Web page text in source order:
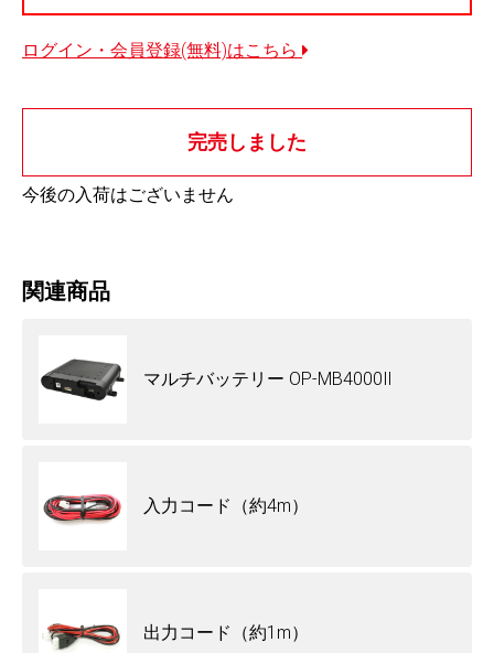
ログイン・会員登録(無料)はこちら
完売しました
今後の入荷はございません
関連商品
マルチバッテリー OP-MB4000Ⅱ
入力コード（約4m）
出力コード（約1m）